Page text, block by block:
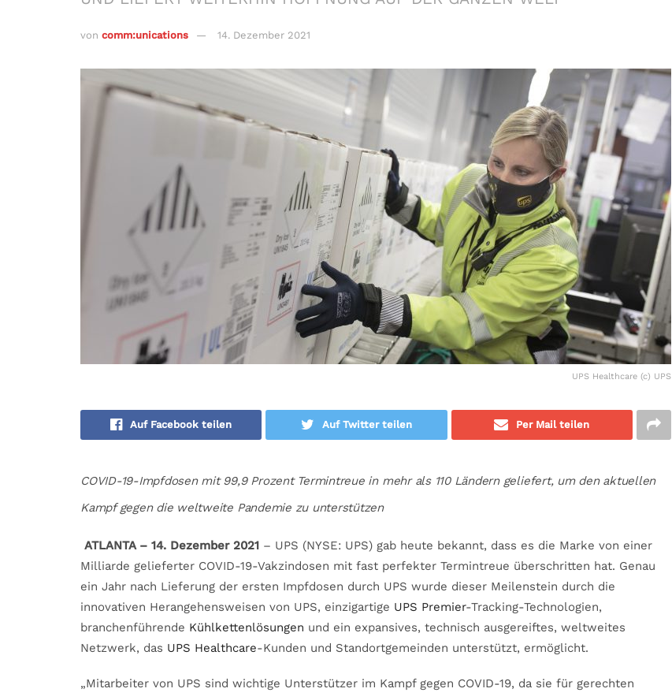
von comm:unications 14. Dezember 2021
UPS Healthcare (c) UPS
Auf Facebook teilen Auf Twitter teilen Per Mail teilen
COVID-19-Impfdosen mit 99,9 Prozent Termintreue in mehr als 110 Ländern geliefert, um den aktuellen
Kampf gegen die weltweite Pandemie zu unterstützen
ATLANTA – 14. Dezember 2021 – UPS (NYSE: UPS) gab heute bekannt, dass es die Marke von einer
Milliarde gelieferter COVID-19-Vakzindosen mit fast perfekter Termintreue überschritten hat. Genau
ein Jahr nach Lieferung der ersten Impfdosen durch UPS wurde dieser Meilenstein durch die
innovativen Herangehensweisen von UPS, einzigartige UPS Premier-Tracking-Technologien,
branchenführende Kühlkettenlösungen und ein expansives, technisch ausgereiftes, weltweites
Netzwerk, das UPS Healthcare-Kunden und Standortgemeinden unterstützt, ermöglicht.
„Mitarbeiter von UPS sind wichtige Unterstützer im Kampf gegen COVID-19, da sie für gerechten